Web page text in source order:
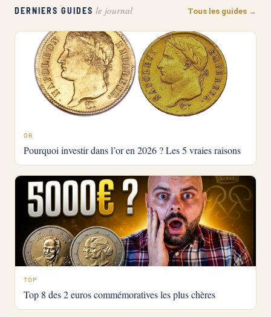
DERNIERS GUIDES le journal Tous les guides →
OR
Pourquoi investir dans l’or en 2026 ? Les 5 vraies raisons
TOP
Top 8 des 2 euros commémoratives les plus chères